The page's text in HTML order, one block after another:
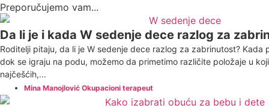
Preporučujemo vam...
Da li je i kada W sedenje dece razlog za
Roditelji pitaju, da li je W sedenje dece razlog za zabrinutost? Kada
dok se igraju na podu, možemo da primetimo različite položaje u
najčešćih,...
Mina Manojlović Okupacioni terapeut